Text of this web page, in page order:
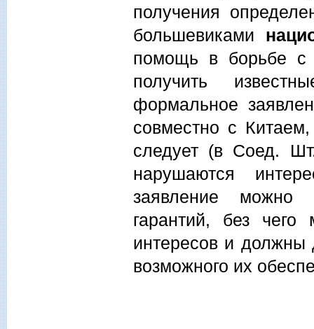
получения
большевиками
помощь в борьбе с
получить
формальное
совместно с
следует (в Соед.
нарушаются
заявление можно
гарантий, без
интересов и должны
возможного их